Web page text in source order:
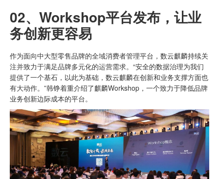
02、 Workshop平台发布，让业
务创新更容易
作为面向中大型零售品牌的全域消费者管理平台，数云麒麟持续关
注并致力于满足品牌多元化的运营需求。“安全的数据治理为我们
提供了一个基石，以此为基础，数云麒麟在创新和业务支撑方面也
有大动作。”韩铮着重介绍了麒麟Workshop，一个致力于降低品牌
业务创新边际成本的平台。